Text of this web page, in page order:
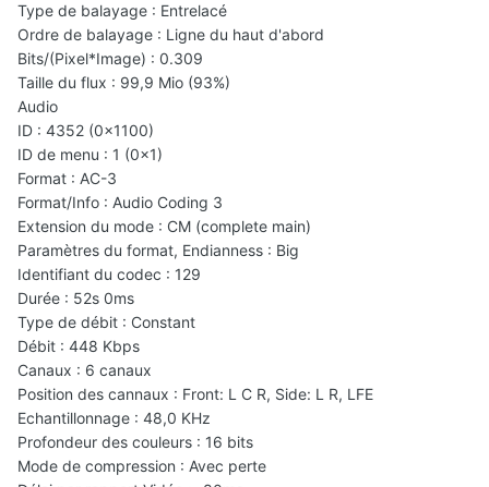
Type de balayage : Entrelacé
Ordre de balayage : Ligne du haut d'abord
Bits/(Pixel*Image) : 0.309
Taille du flux : 99,9 Mio (93%)
Audio
ID : 4352 (0x1100)
ID de menu : 1 (0x1)
Format : AC-3
Format/Info : Audio Coding 3
Extension du mode : CM (complete main)
Paramètres du format, Endianness : Big
Identifiant du codec : 129
Durée : 52s 0ms
Type de débit : Constant
Débit : 448 Kbps
Canaux : 6 canaux
Position des cannaux : Front: L C R, Side: L R, LFE
Echantillonnage : 48,0 KHz
Profondeur des couleurs : 16 bits
Mode de compression : Avec perte